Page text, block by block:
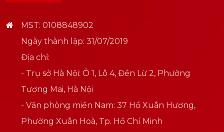
MST: 0108848902
Ngày thành lập: 31/07/2019
Địa chỉ:
- Trụ sở Hà Nội: Ô 1, Lô 4, Đền Lừ 2, Phường
Tương Mai, Hà Nội
- Văn phòng miền Nam: 37 Hồ Xuân Hương,
Phường Xuân Hoà, Tp. Hồ Chí Minh